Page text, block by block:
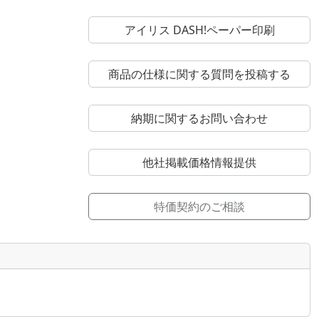
アイリス DASH!ペーパー印刷
商品の仕様に関する質問を投稿する
納期に関するお問い合わせ
他社掲載価格情報提供
特価契約のご相談